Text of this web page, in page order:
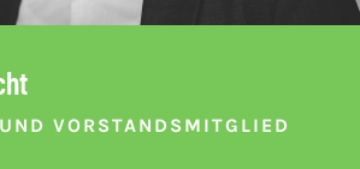
VORSTANDSMITGLIED